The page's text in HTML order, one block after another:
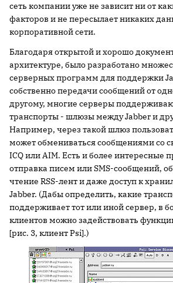
сеть компании уже не зависит ни от
факторов и не пересылает никаких
корпоративной сети.
Благодаря открытой и хорошо
архитектуре, было разработано
серверных программ для поддержки
собственно передачи сообщений от
другому, многие серверы
транспорты - шлюзы между Jabber и
Например, через такой шлюз
может обмениваться сообщениями со
ICQ или AIM. Есть и более интересные
отправка писем или SMS-сообщений,
чтение RSS-лент и даже доступ к
Jabber. (Дабы определить, какие
поддерживает тот или иной сервер, в
клиентов можно задействовать
[рис. 3, клиент Psi].)